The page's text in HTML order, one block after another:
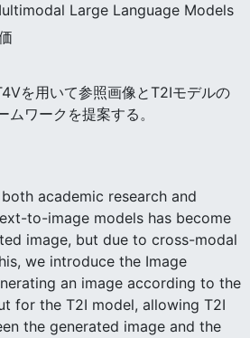
Large Language Models
を用いて参照画像とT2Iモデルの
ワークを提案する。
academic research and
to-image models has become
image, but due to cross-modal
we introduce the Image
an image according to the
for the T2I model, allowing T2I
the generated image and the